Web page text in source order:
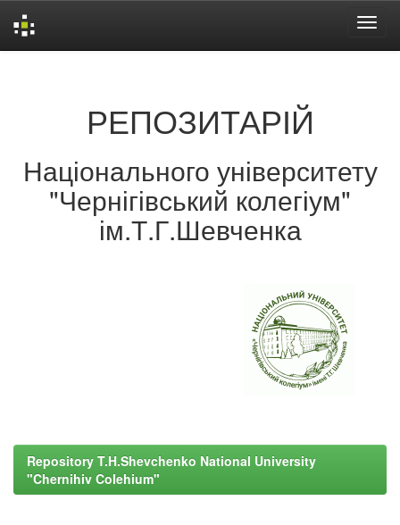
РЕПОЗИТАРІЙ
Національного університету
"Чернігівський колегіум"
ім.Т.Г.Шевченка
Repository T.H.Shevchenko National University
"Chernihiv Colehium"